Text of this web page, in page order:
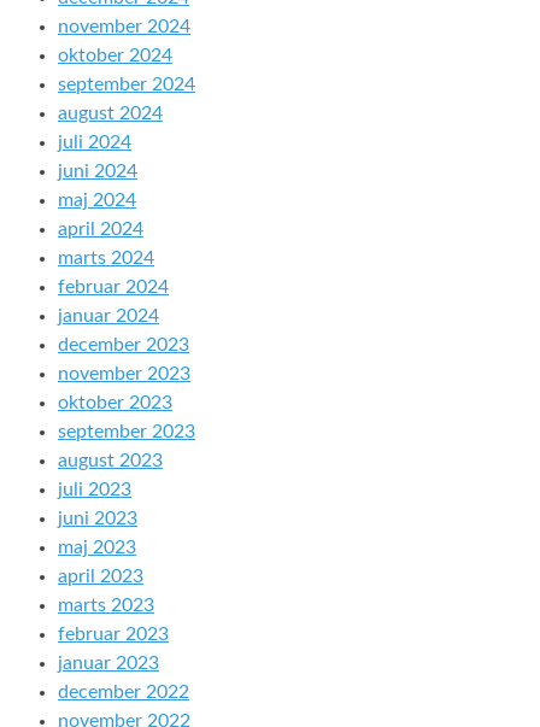
november 2024
oktober 2024
september 2024
august 2024
juli 2024
juni 2024
maj 2024
april 2024
marts 2024
februar 2024
januar 2024
december 2023
november 2023
oktober 2023
september 2023
august 2023
juli 2023
juni 2023
maj 2023
april 2023
marts 2023
februar 2023
januar 2023
december 2022
november 2022